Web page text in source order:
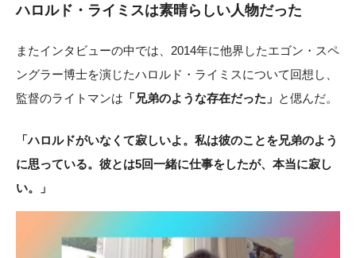
ハロルド・ライミスは素晴らしい人物だった
またインタビューの中では、2014年に他界したエゴン・スペ
ングラー博士を演じたハロルド・ライミスについて回想し、
監督のライトマンは 「兄弟のような存在だった」 と偲んだ。
「ハロルドがいなくて寂しいよ。私は彼のことを兄弟のよう
に思っている。彼とは5回一緒に仕事をしたが、本当に寂し
い。」